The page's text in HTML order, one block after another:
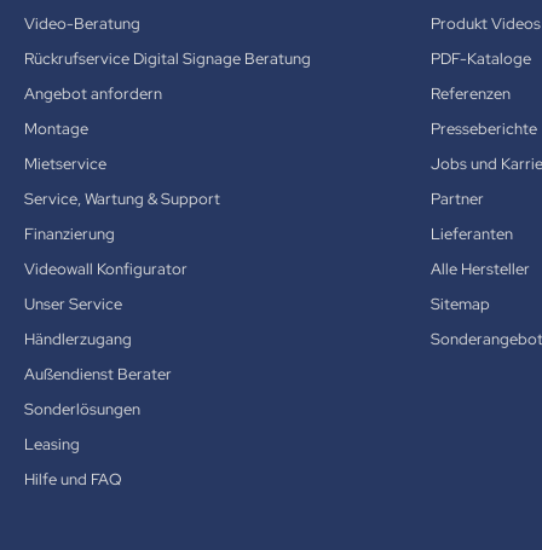
Video-Beratung
Rückrufservice Digital Signage Beratung
Angebot anfordern
Montage
Mietservice
Service, Wartung & Support
Finanzierung
Videowall Konfigurator
Unser Service
Händlerzugang
Außendienst Berater
Sonderlösungen
Leasing
Hilfe und FAQ
Produkt Videos
PDF-Kataloge
Referenzen
Presseberichte
Jobs und
Partner
Lieferanten
Alle Hersteller
Sitemap